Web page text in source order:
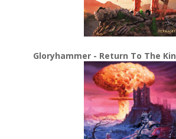
Gloryhammer - Return To The